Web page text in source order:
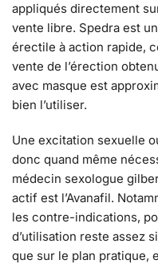
appliqués directement
vente libre. Spedra est
érectile à action rapide,
vente de l’érection
avec masque est
bien l’utiliser.
Une excitation sexuelle
donc quand même
médecin sexologue
actif est l’Avanafil.
les contre-indications,
d’utilisation reste assez
que sur le plan pratique,